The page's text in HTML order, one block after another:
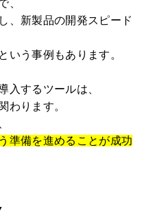
、
、新製品の開発スピード
いう事例もあります。
入するツールは、
わります。
準備を進めることが成功